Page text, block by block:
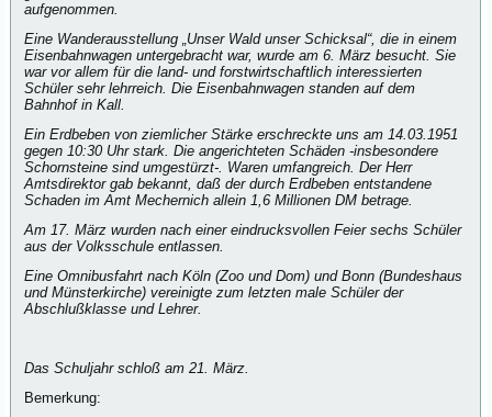
aufgenommen.
Eine Wanderausstellung „Unser Wald unser Schicksal“, die in einem
Eisenbahnwagen untergebracht war, wurde am 6. März besucht. Sie
war vor allem für die land- und forstwirtschaftlich interessierten
Schüler sehr lehrreich. Die Eisenbahnwagen standen auf dem
Bahnhof in Kall.
Ein Erdbeben von ziemlicher Stärke erschreckte uns am 14.03.1951
gegen 10:30 Uhr stark. Die angerichteten Schäden -insbesondere
Schornsteine sind umgestürzt-. Waren umfangreich. Der Herr
Amtsdirektor gab bekannt, daß der durch Erdbeben entstandene
Schaden im Amt Mechernich allein 1,6 Millionen DM betrage.
Am 17. März wurden nach einer eindrucksvollen Feier sechs Schüler
aus der Volksschule entlassen.
Eine Omnibusfahrt nach Köln (Zoo und Dom) und Bonn (Bundeshaus
und Münsterkirche) vereinigte zum letzten male Schüler der
Abschlußklasse und Lehrer.
Das Schuljahr schloß am 21. März.
Bemerkung: